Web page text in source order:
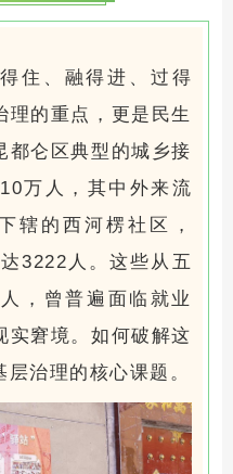
住、融得进、过得
理的重点，更是民生
都仑区典型的城乡接
万人，其中外来流
辖的西河楞社区，
3222人。这些从五
，曾普遍面临就业
实窘境。如何破解这
治理的核心课题。